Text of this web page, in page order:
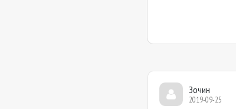
Зочин
2019-09-25